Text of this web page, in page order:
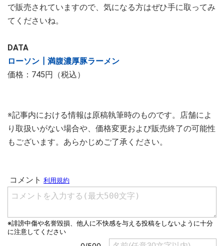
で販売されていますので、気になる方はぜひ手に取ってみ
てくださいね。
DATA
ローソン┃満腹濃厚豚ラーメン
価格：745円（税込）
※記事内における情報は原稿執筆時のものです。店舗によ
り取扱いがない場合や、価格変更および販売終了の可能性
もございます。あらかじめご了承ください。